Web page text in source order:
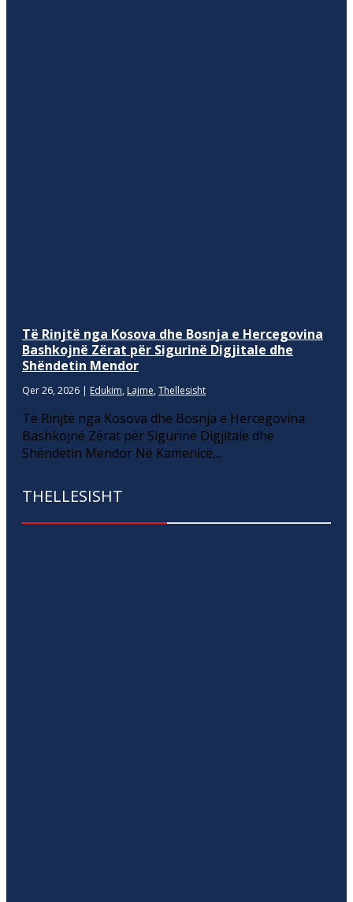
Të Rinjtë nga Kosova dhe Bosnja e Hercegovina
Bashkojnë Zërat për Sigurinë Digjitale dhe
Shëndetin Mendor
Qer 26, 2026 | Edukim, Lajme, Thellesisht
Të Rinjtë nga Kosova dhe Bosnja e Hercegovina
Bashkojnë Zërat për Sigurinë Digjitale dhe
Shëndetin Mendor Në Kamenicë,...
THELLESISHT